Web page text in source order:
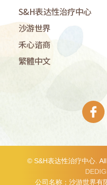
S&H表达性治疗中心
沙游世界
禾心谘商
繁體中文
© S&H表达性治疗中心.
公司名称：沙游世界